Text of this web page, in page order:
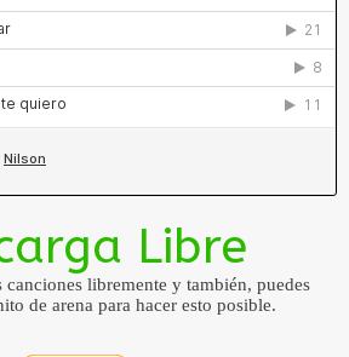
Libre
canciones libremente y también, puedes
de arena para hacer esto posible.